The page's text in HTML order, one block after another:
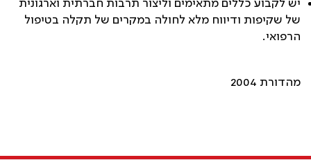
יש לקבוע כללים מתאימים וליצור תרבות חברתית וארגונית
של שקיפות ודיווח מלא לחולה במקרים של תקלה בטיפול
הרפואי.
מהדורת 2004